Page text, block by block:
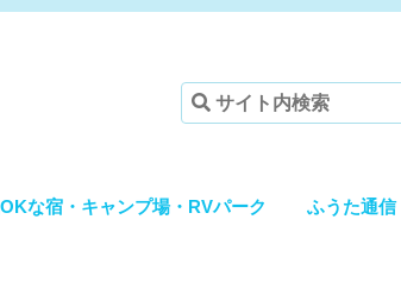
な宿・キャンプ場・RVパーク ふうた通信